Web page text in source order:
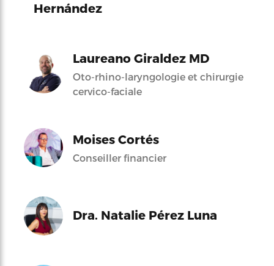
Hernández
Laureano Giraldez MD
Oto-rhino-laryngologie et chirurgie
cervico-faciale
Moises Cortés
Conseiller financier
Dra. Natalie Pérez Luna